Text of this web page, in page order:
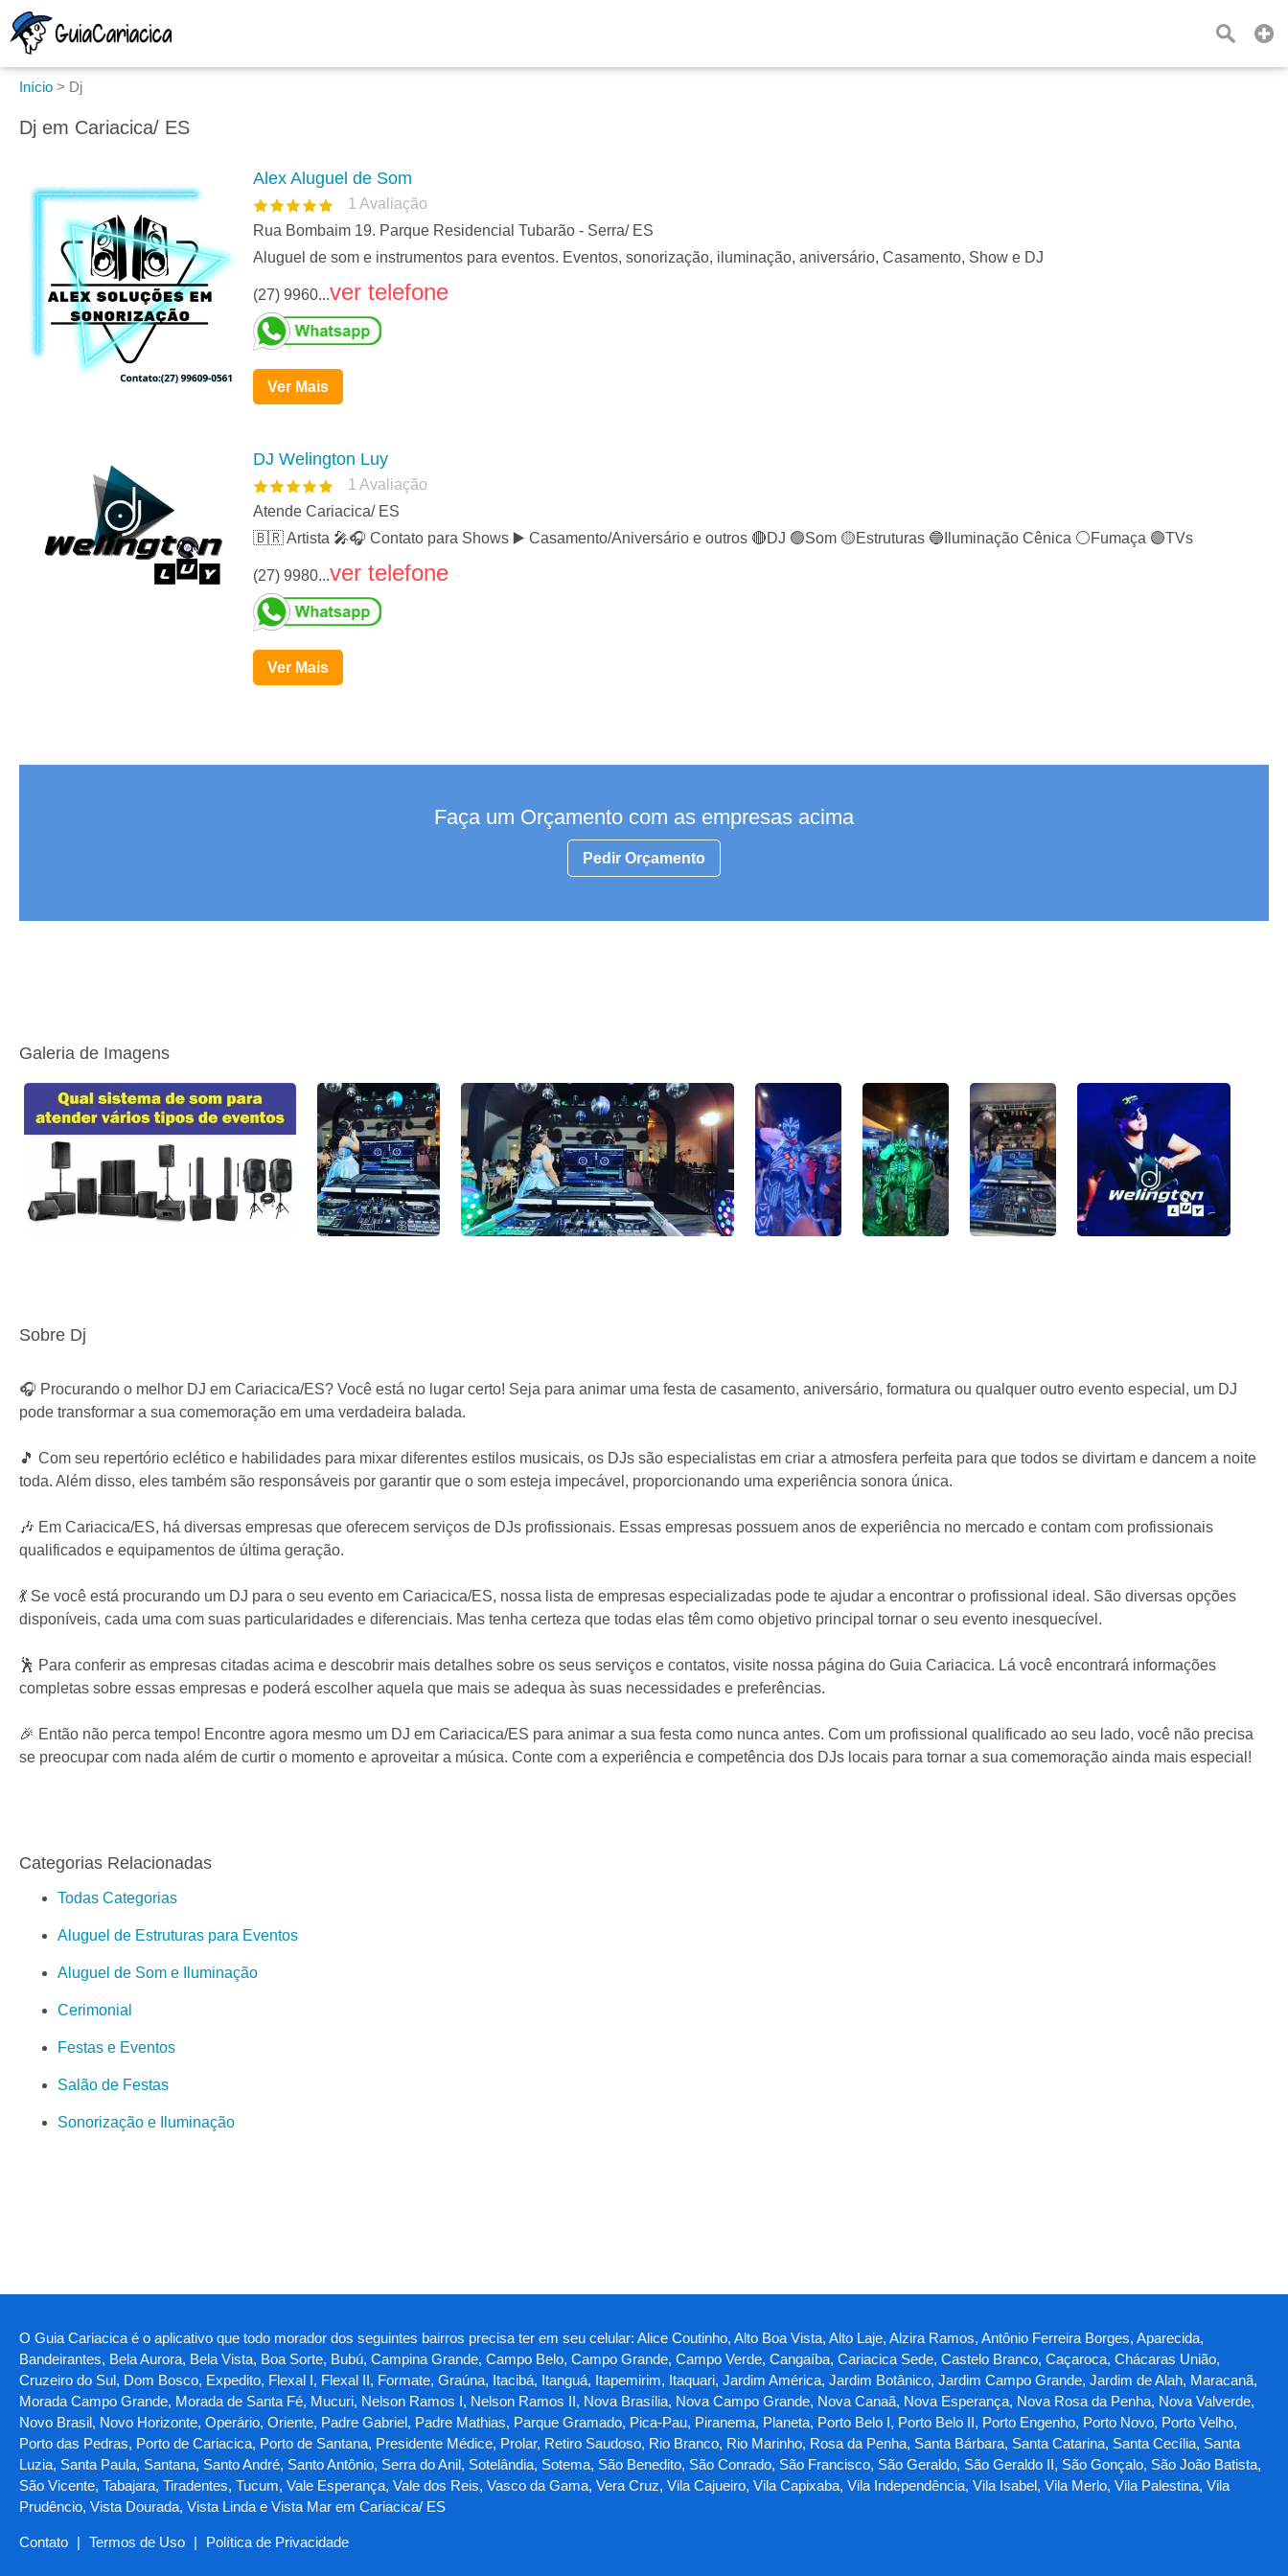
Início > Dj
Dj em Cariacica/ ES
Alex Aluguel de Som
1 Avaliação
Rua Bombaim 19. Parque Residencial Tubarão - Serra/ ES
Aluguel de som e instrumentos para eventos. Eventos, sonorização, iluminação, aniversário, Casamento, Show e DJ
(27) 9960...ver telefone
Ver Mais
DJ Welington Luy
1 Avaliação
Atende Cariacica/ ES
🇧🇷 Artista 🎤🎧 Contato para Shows ▶️ Casamento/Aniversário e outros 🔴DJ 🟢Som 🟡Estruturas 🔵Iluminação Cênica ⚪️Fumaça 🟣TVs
(27) 9980...ver telefone
Ver Mais
Faça um Orçamento com as empresas acima
Pedir Orçamento
Galeria de Imagens
Sobre Dj
🎧 Procurando o melhor DJ em Cariacica/ES? Você está no lugar certo! Seja para animar uma festa de casamento, aniversário, formatura ou qualquer outro evento especial, um DJ
pode transformar a sua comemoração em uma verdadeira balada.
🎵 Com seu repertório eclético e habilidades para mixar diferentes estilos musicais, os DJs são especialistas em criar a atmosfera perfeita para que todos se divirtam e dancem a noite
toda. Além disso, eles também são responsáveis por garantir que o som esteja impecável, proporcionando uma experiência sonora única.
🎶 Em Cariacica/ES, há diversas empresas que oferecem serviços de DJs profissionais. Essas empresas possuem anos de experiência no mercado e contam com profissionais
qualificados e equipamentos de última geração.
💃 Se você está procurando um DJ para o seu evento em Cariacica/ES, nossa lista de empresas especializadas pode te ajudar a encontrar o profissional ideal. São diversas opções
disponíveis, cada uma com suas particularidades e diferenciais. Mas tenha certeza que todas elas têm como objetivo principal tornar o seu evento inesquecível.
🕺 Para conferir as empresas citadas acima e descobrir mais detalhes sobre os seus serviços e contatos, visite nossa página do Guia Cariacica. Lá você encontrará informações
completas sobre essas empresas e poderá escolher aquela que mais se adequa às suas necessidades e preferências.
🎉 Então não perca tempo! Encontre agora mesmo um DJ em Cariacica/ES para animar a sua festa como nunca antes. Com um profissional qualificado ao seu lado, você não precisa
se preocupar com nada além de curtir o momento e aproveitar a música. Conte com a experiência e competência dos DJs locais para tornar a sua comemoração ainda mais especial!
Categorias Relacionadas
Todas Categorias
Aluguel de Estruturas para Eventos
Aluguel de Som e Iluminação
Cerimonial
Festas e Eventos
Salão de Festas
Sonorização e Iluminação
O Guia Cariacica é o aplicativo que todo morador dos seguintes bairros precisa ter em seu celular: Alice Coutinho, Alto Boa Vista, Alto Laje, Alzira Ramos, Antônio Ferreira Borges, Aparecida,
Bandeirantes, Bela Aurora, Bela Vista, Boa Sorte, Bubú, Campina Grande, Campo Belo, Campo Grande, Campo Verde, Cangaíba, Cariacica Sede, Castelo Branco, Caçaroca, Chácaras União,
Cruzeiro do Sul, Dom Bosco, Expedito, Flexal I, Flexal II, Formate, Graúna, Itacibá, Itanguá, Itapemirim, Itaquari, Jardim América, Jardim Botânico, Jardim Campo Grande, Jardim de Alah, Maracanã,
Morada Campo Grande, Morada de Santa Fé, Mucuri, Nelson Ramos I, Nelson Ramos II, Nova Brasília, Nova Campo Grande, Nova Canaã, Nova Esperança, Nova Rosa da Penha, Nova Valverde,
Novo Brasil, Novo Horizonte, Operário, Oriente, Padre Gabriel, Padre Mathias, Parque Gramado, Pica-Pau, Piranema, Planeta, Porto Belo I, Porto Belo II, Porto Engenho, Porto Novo, Porto Velho,
Porto das Pedras, Porto de Cariacica, Porto de Santana, Presidente Médice, Prolar, Retiro Saudoso, Rio Branco, Rio Marinho, Rosa da Penha, Santa Bárbara, Santa Catarina, Santa Cecília, Santa
Luzia, Santa Paula, Santana, Santo André, Santo Antônio, Serra do Anil, Sotelândia, Sotema, São Benedito, São Conrado, São Francisco, São Geraldo, São Geraldo II, São Gonçalo, São João Batista,
São Vicente, Tabajara, Tiradentes, Tucum, Vale Esperança, Vale dos Reis, Vasco da Gama, Vera Cruz, Vila Cajueiro, Vila Capixaba, Vila Independência, Vila Isabel, Vila Merlo, Vila Palestina, Vila
Prudêncio, Vista Dourada, Vista Linda e Vista Mar em Cariacica/ ES
Contato | Termos de Uso | Política de Privacidade